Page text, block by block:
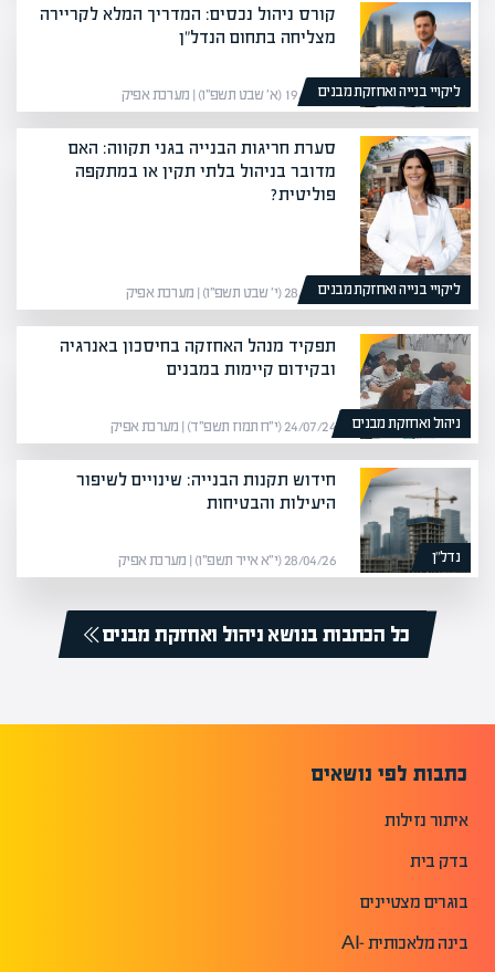
ליקויי בנייה ואחזקת מבנים
קורס ניהול נכסים: המדריך המלא לקריירה
מצליחה בתחום הנדל"ן
19/01/26 (א׳ שבט תשפ״ו) | מערכת אפיק
ליקויי בנייה ואחזקת מבנים
סערת חריגות הבנייה בגני תקווה: האם
מדובר בניהול בלתי תקין או במתקפה
פוליטית?
28/01/26 (י׳ שבט תשפ״ו) | מערכת אפיק
ניהול ואחזקת מבנים
תפקיד מנהל האחזקה בחיסכון באנרגיה
ובקידום קיימות במבנים
24/07/24 (י״ח תמוז תשפ״ד) | מערכת אפיק
נדל”ן
חידוש תקנות הבנייה: שינויים לשיפור
היעילות והבטיחות
28/04/26 (י״א אייר תשפ״ו) | מערכת אפיק
כל הכתבות בנושא ניהול ואחזקת מבנים
כתבות לפי נושאים
איתור נזילות
בדק בית
בוגרים מצטיינים
בינה מלאכותית -AI